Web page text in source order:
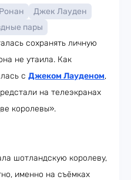
Джек Лауден
пары
сохранять личную
не утаила. Как
с Джеком Лауденом,
на телеэкранах
королевы».
шотландскую королеву,
именно на съёмках